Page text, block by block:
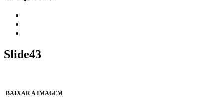
Slide43
BAIXAR A IMAGEM